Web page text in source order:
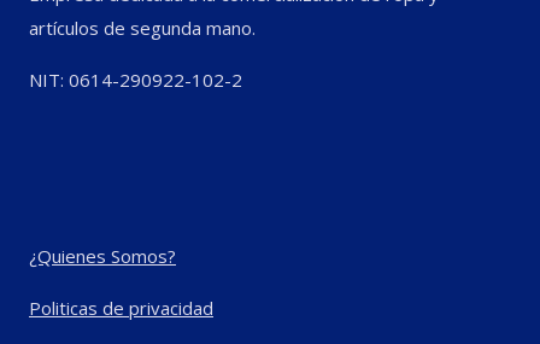
artículos de segunda mano.
NIT: 0614-290922-102-2
¿Quienes Somos?
Politicas de privacidad